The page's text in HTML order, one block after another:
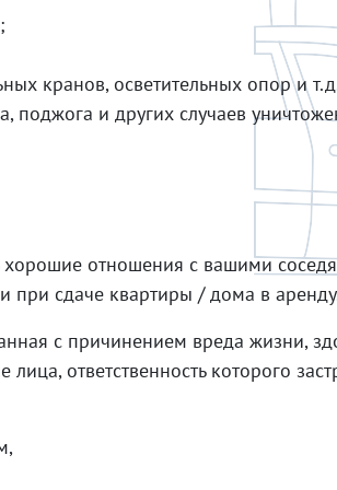
кранов, осветительных опор и
поджога и других случаев
хорошие отношения с вашими
при сдаче квартиры / дома в
с причинением вреда жизни,
ответственность которого